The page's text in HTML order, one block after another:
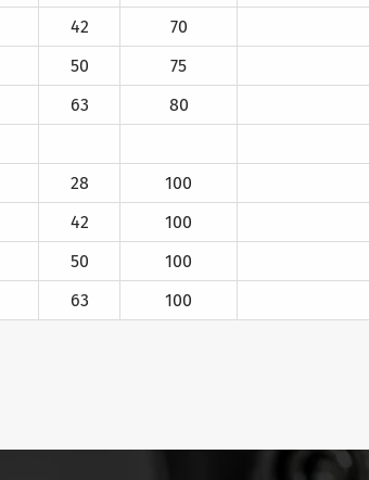
42 70
50 75
63 80
28 100
42 100
50 100
63 100